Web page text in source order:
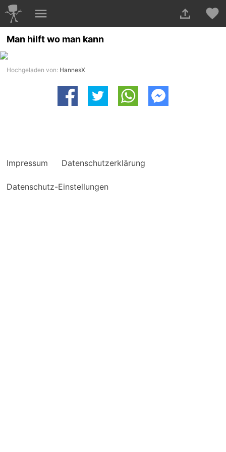
Man hilft wo man kann
Hochgeladen von: HannesX
Impressum Datenschutzerklärung
Datenschutz-Einstellungen